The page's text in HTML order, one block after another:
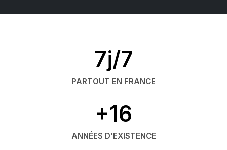
7j/7
PARTOUT EN FRANCE
+16
ANNÉES D’EXISTENCE